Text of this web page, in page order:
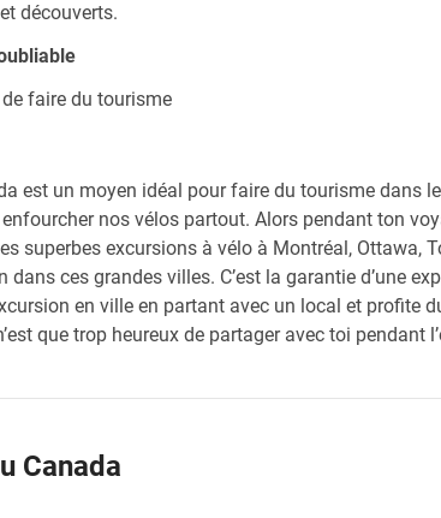
découverts.
faire du tourisme
est un moyen idéal pour faire du tourisme dans
nos vélos partout. Alors pendant ton
superbes excursions à vélo à Montréal, Ottawa,
ces grandes villes. C’est la garantie d’une
en ville en partant avec un local et profite
que trop heureux de partager avec toi pendant
Canada